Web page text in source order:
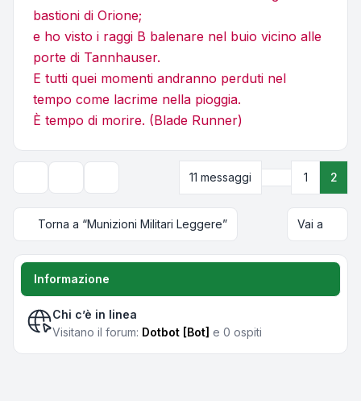
bastioni di Orione;
e ho visto i raggi B balenare nel buio vicino alle
porte di Tannhauser.
E tutti quei momenti andranno perduti nel
tempo come lacrime nella pioggia.
È tempo di morire. (Blade Runner)
Opzioni di visualizzazione e ordinamento
11 messaggi Precedente
1 2
Torna a “Munizioni Militari Leggere” Vai a
Informazione
Chi c’è in linea
Visitano il forum: Dotbot [Bot] e 0 ospiti